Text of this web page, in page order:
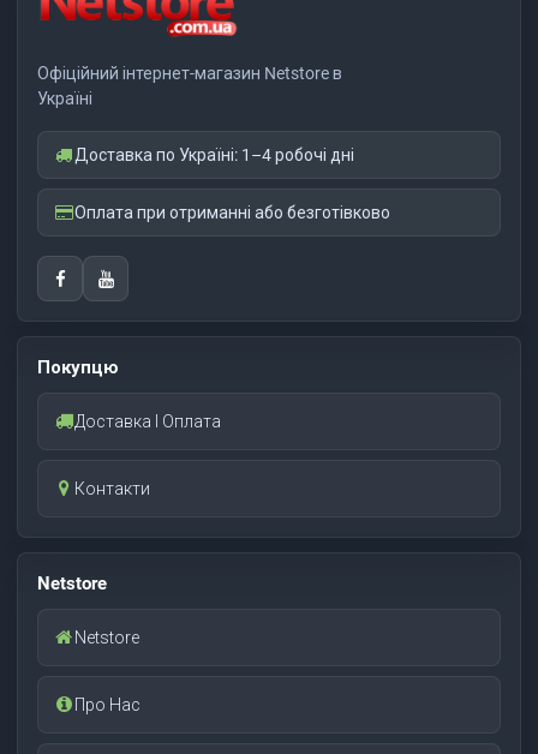
Офіційний інтернет-магазин Netstore в
Україні
Доставка по Україні: 1–4 робочі дні
Оплата при отриманні або безготівково
Покупцю
Доставка І Оплата
Контакти
Netstore
Netstore
Про Нас